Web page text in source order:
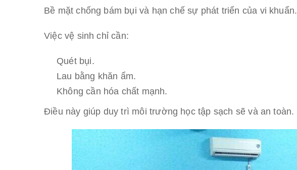
Bề mặt chống bám bụi và hạn chế sự phát triển của vi khuẩn.
Việc vệ sinh chỉ cần:
Quét bụi.
Lau bằng khăn ẩm.
Không cần hóa chất mạnh.
Điều này giúp duy trì môi trường học tập sạch sẽ và an toàn.